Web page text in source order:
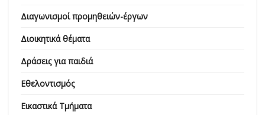
Διαγωνισμοί προμηθειών-έργων
Διοικητικά θέματα
Δράσεις για παιδιά
Εθελοντισμός
Εικαστικά Τμήματα